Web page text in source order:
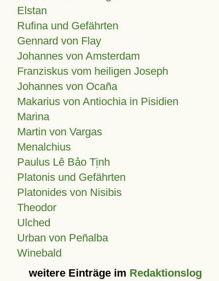
Elstan
Rufina und Gefährten
Gennard von Flay
Johannes von Amsterdam
Franziskus vom heiligen Joseph
Johannes von Ocaña
Makarius von Antiochia in Pisidien
Marina
Martin von Vargas
Menalchius
Paulus Lê Bảo Tịnh
Platonis und Gefährten
Platonides von Nisibis
Theodor
Ulched
Urban von Peñalba
Winebald
weitere Einträge im Redaktionslog